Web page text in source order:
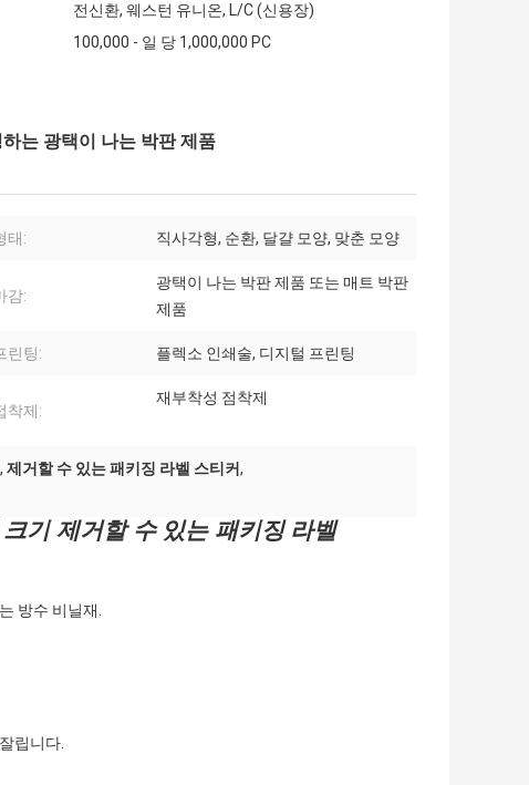
전신환, 웨스턴 유니온, L/C (신용장)
100,000 - 일 당 1,000,000 PC
는 광택이 나는 박판 제품
태: 직사각형, 순환, 달걀 모양, 맞춘 모양
감:
광택이 나는 박판 제품 또는 매트 박판
제품
린팅: 플렉소 인쇄술, 디지털 프린팅
착제:
재부착성 점착제
, 제거할 수 있는 패키징 라벨 스티커,
기 제거할 수 있는 패키징 라벨
방수 비닐재.
립니다.